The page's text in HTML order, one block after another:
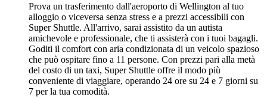
Prova un trasferimento dall'aeroporto di Wellington al tuo
alloggio o viceversa senza stress e a prezzi accessibili con
Super Shuttle. All'arrivo, sarai assistito da un autista
amichevole e professionale, che ti assisterà con i tuoi bagagli.
Goditi il comfort con aria condizionata di un veicolo spazioso
che può ospitare fino a 11 persone. Con prezzi pari alla metà
del costo di un taxi, Super Shuttle offre il modo più
conveniente di viaggiare, operando 24 ore su 24 e 7 giorni su
7 per la tua comodità.